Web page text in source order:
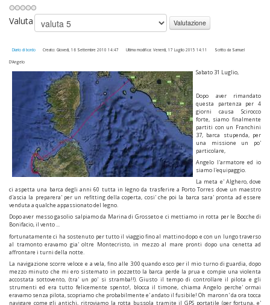
Valuta
Diario di bordo Creato: Giovedì, 16 Settembre 2010 14:47 Ultima modifica: Venerdì, 17 Luglio 2015 14:11 Scritto da Samuel
D'Angelo
Sabato 31 Luglio,
Dopo aver rimandato
questa partenza per 4
giorni causa Scirocco
forte, siamo finalmente
partiti con un Franchini
37, barca stupenda, per
una missione un po'
particolare,
Angelo l'armatore ed io
siamo l'equipaggio.
La meta e' Alghero, dove
ci aspetta una barca degli anni 60 tutta in legno da trasferire a Porto Torres dove un maestro
d'ascia la preparera' per un refitting della coperta, cosi' che poi la barca sara' pronta ad essere
venduta a qualche appassionato del legno.
Dopo aver messo gasolio salpiamo da Marina di Grosseto e ci mettiamo in rotta per le Bocche di
Bonifacio, il vento ...
fortunatamente ci ha sostenuto per tutto il viaggio fino al mattino dopo e con un lungo traverso
al tramonto eravamo gia' oltre Montecristo, in mezzo al mare pronti dopo una cenetta ad
affrontare i turni della notte.
La navigazione scorre veloce e a vela, fino alle 3:00 quando esco per il mio turno di guardia, dopo
mezzo minuto che mi ero sistemato in pozzetto la barca perde la prua e compie una violenta
accostata sottovento, (tra' un po' si stramba!!). Giusto il tempo di controllare il pilota e gli
strumenti ed era tutto felicemente spento!, blocca il timone, chiama Angelo perche' ormai
eravamo senza pilota, scopriamo che probabilmente e' andato il fusibile! Oh maronn' da ora tocca
navigare come gli antichi, ritroviamo la rotta bussola tramite il GPS portatile (per fortuna, e'